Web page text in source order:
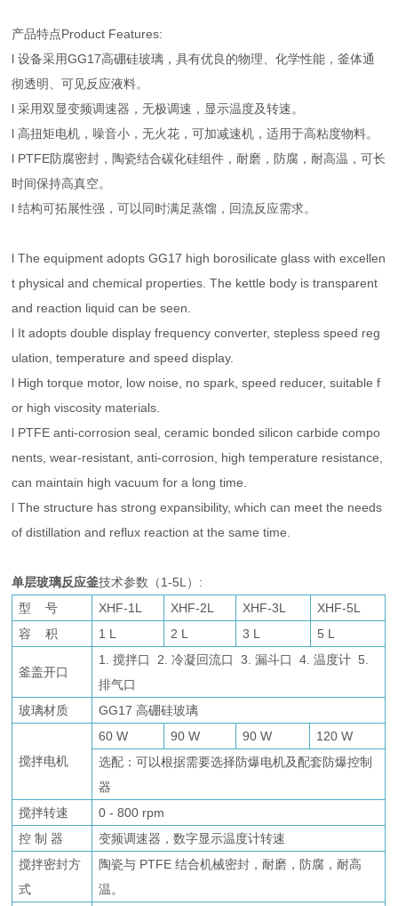
产品特点Product Features:
l 设备采用GG17高硼硅玻璃，具有优良的物理、化学性能，釜体通
彻透明、可见反应液料。
l 采用双显变频调速器，无极调速，显示温度及转速。
l 高扭矩电机，噪音小，无火花，可加减速机，适用于高粘度物料。
l PTFE防腐密封，陶瓷结合碳化硅组件，耐磨，防腐，耐高温，可长
时间保持高真空。
l 结构可拓展性强，可以同时满足蒸馏，回流反应需求。
l The equipment adopts GG17 high borosilicate glass with excellen
t physical and chemical properties. The kettle body is transparent
and reaction liquid can be seen.
l It adopts double display frequency converter, stepless speed reg
ulation, temperature and speed display.
l High torque motor, low noise, no spark, speed reducer, suitable f
or high viscosity materials.
l PTFE anti-corrosion seal, ceramic bonded silicon carbide compo
nents, wear-resistant, anti-corrosion, high temperature resistance,
can maintain high vacuum for a long time.
l The structure has strong expansibility, which can meet the needs
of distillation and reflux reaction at the same time.
单层玻璃反应釜技术参数（1-5L）:
型 号
XHF-1L XHF-2L XHF-3L
XHF-5L
容 积
1 L 2 L 3 L 5 L
釜盖开口
1. 搅拌口 2. 冷凝回流口 3. 漏斗口 4. 温度计 5.
排气口
玻璃材质
GG17 高硼硅玻璃
搅拌电机
60 W 90 W 90 W
120 W
选配：可以根据需要选择防爆电机及配套防爆控制
器
搅拌转速
0 - 800 rpm
控 制 器
变频调速器，数字显示温度计转速
搅拌密封方
式
陶瓷与 PTFE 结合机械密封，耐磨，防腐，耐高
温。